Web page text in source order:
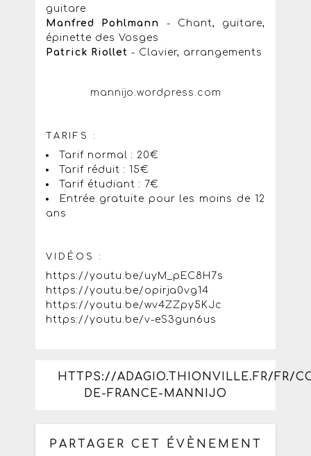
guitare
Manfred Pohlmann - Chant, guitare,
épinette des Vosges
Patrick Riollet - Clavier, arrangements
mannijo.wordpress.com
TARIFS :
Tarif normal : 20€
Tarif réduit : 15€
Tarif étudiant : 7€
Entrée gratuite pour les moins de 12
ans
VIDÉOS :
https://youtu.be/uyM_pEC8H7s
https://youtu.be/opirja0vg14
https://youtu.be/wv4ZZpy5KJc
https://youtu.be/v-eS3gun6us
HTTPS://ADAGIO.THIONVILLE.FR/FR/
DE-FRANCE-MANNIJO
PARTAGER CET ÉVÈNEMENT